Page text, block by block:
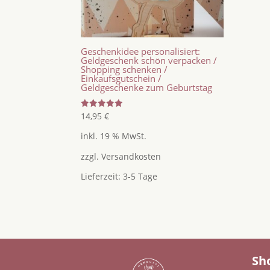
Geschenkidee personalisiert:
Geldgeschenk schön verpacken /
Shopping schenken /
Einkaufsgutschein /
Geldgeschenke zum Geburtstag
Bewertet
mit
von 5
14,95€
inkl. 19 % MwSt.
zzgl.Versandkosten
Lieferzeit:3-5 Tage